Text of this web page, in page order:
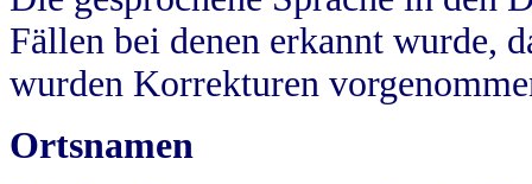
Fällen bei denen erkannt wurde,
wurden Korrekturen
Ortsnamen